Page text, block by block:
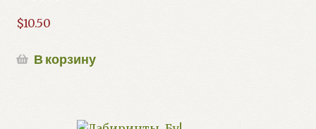
$10.50
В корзину